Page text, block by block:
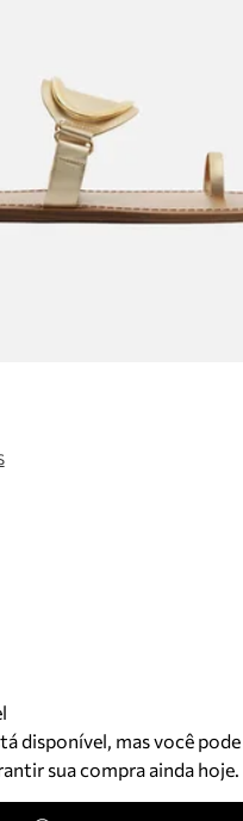
disponível, mas você pode
sua compra ainda hoje.